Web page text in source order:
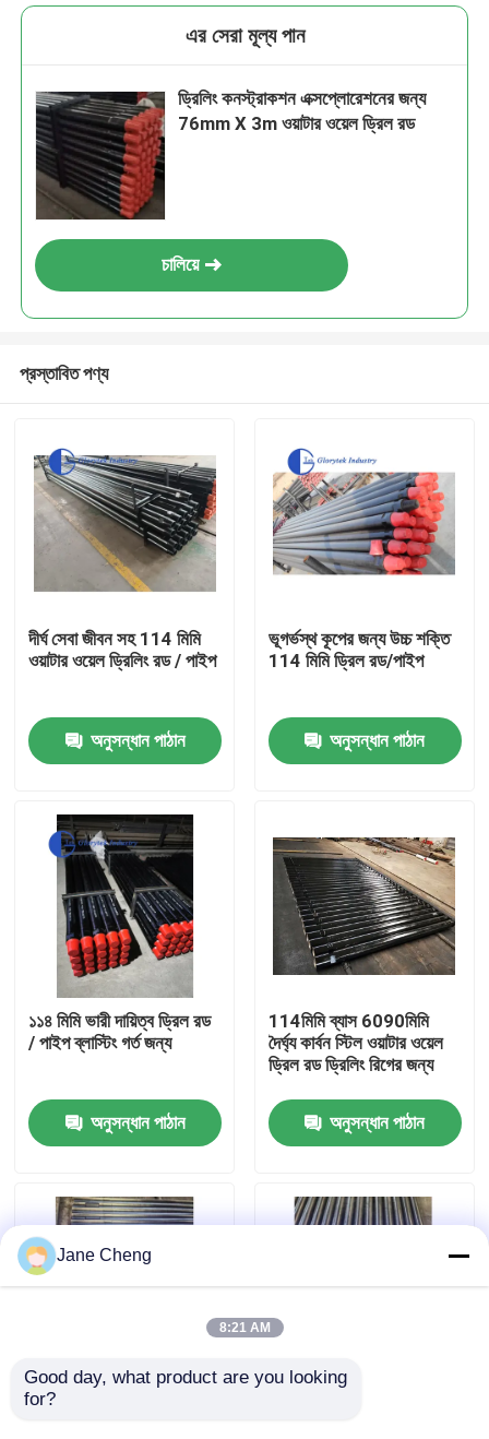
আমাদের সম্পর্কে
কারখানা ভ্রমণ
খবর
মামলা
উদ্ধৃতির জন্য আবেদন
এর সেরা মূল্য পান
ড্রিলিং কনস্ট্রাকশন এক্সপ্লোরেশনের জন্য
76mm X 3m ওয়াটার ওয়েল ড্রিল রড
চালিয়ে
প্রস্তাবিত পণ্য
দীর্ঘ সেবা জীবন সহ 114 মিমি
ওয়াটার ওয়েল ড্রিলিং রড / পাইপ
অনুসন্ধান পাঠান
ভূগর্ভস্থ কূপের জন্য উচ্চ শক্তি
114 মিমি ড্রিল রড/পাইপ
অনুসন্ধান পাঠান
১১৪ মিমি ভারী দায়িত্ব ড্রিল রড
/ পাইপ ব্লাস্টিং গর্ত জন্য
অনুসন্ধান পাঠান
114মিমি ব্যাস 6090মিমি
দৈর্ঘ্য কার্বন স্টিল ওয়াটার ওয়েল
ড্রিল রড ড্রিলিং রিগের জন্য
অনুসন্ধান পাঠান
কারখানা পাইকারি Borehole
Jane Cheng
8:21 AM
Good day, what product are you looking
for?